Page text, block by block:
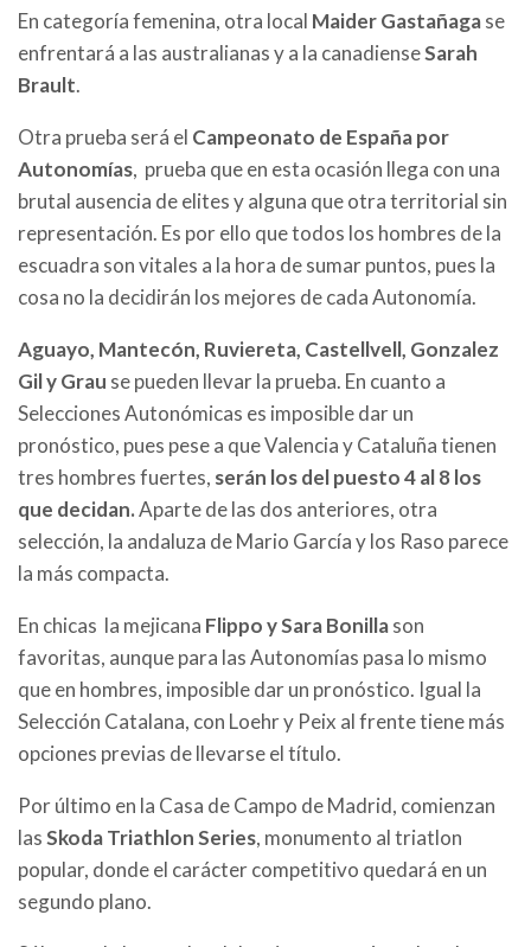
En categoría femenina, otra local Maider Gastañagase
enfrentará a las australianas y a la canadienseSarah
Brault.
Otra prueba será el Campeonato de España por
Autonomías, prueba que en esta ocasión llega con una
brutal ausencia de elites y alguna que otra territorial sin
representación. Es por ello que todos los hombres de la
escuadra son vitales a la hora de sumar puntos, pues la
cosa no la decidirán los mejores de cada Autonomía.
Aguayo, Mantecón, Ruviereta, Castellvell, Gonzalez
Gil y Grau se pueden llevar la prueba. En cuanto a
Selecciones Autonómicas es imposible dar un
pronóstico, pues pese a que Valencia y Cataluña tienen
tres hombres fuertes, serán los del puesto 4 al 8 los
que decidan.Aparte de las dos anteriores, otra
selección, la andaluza de Mario García y los Raso parece
la más compacta.
En chicas la mejicana Flippo y Sara Bonillason
favoritas, aunque para las Autonomías pasa lo mismo
que en hombres, imposible dar un pronóstico. Igual la
Selección Catalana, con Loehr y Peix al frente tiene más
opciones previas de llevarse el título.
Por último en la Casa de Campo de Madrid, comienzan
lasSkoda Triathlon Series, monumento al triatlon
popular, donde el carácter competitivo quedará en un
segundo plano.